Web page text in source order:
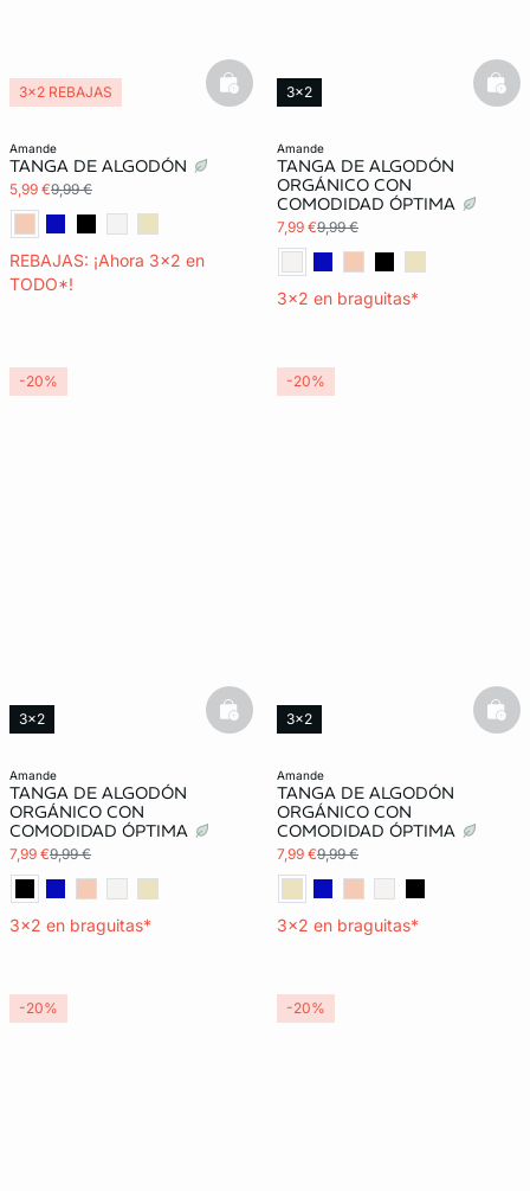
amande
TANGA DE ALGODÓN
5,99 €9,99 €
REBAJAS: ¡Ahora 3x2 en
TODO*!
3x2 REBAJAS basketfull
amande
TANGA DE ALGODÓN
ORGÁNICO CON
COMODIDAD ÓPTIMA
7,99 €9,99 €
3x2 en braguitas*
3x2
amande
TANGA DE ALGODÓN
ORGÁNICO CON
COMODIDAD ÓPTIMA
7,99 €9,99 €
3x2 en braguitas*
3x2 basketfull
-20%
amande
TANGA DE ALGODÓN
ORGÁNICO CON
COMODIDAD ÓPTIMA
7,99 €9,99 €
3x2 en braguitas*
3x2
-20%
-20% -20%